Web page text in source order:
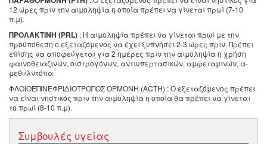
12 ώρες πριν την αιμοληψία η οποία πρέπει να γίνεται πρωί (7-10
π.μ).
ΠΡΟΛΑΚΤΙΝΗ (PRL) : Η αιμοληψία πρέπει να γίνεται πρωί με την
προϋπόθεση ο εξεταζόμενος να έχει ξυπνήσει 2-3 ώρες πριν. Πρέπει
επίσης να αποφεύγεται για 2 ημέρες πριν την αιμοληψία η χρήση
φαινοθειαζινών, οιστρογόνων, αντιυπερτασικών, αμφεταμινών, α-
μεθυλντόπα.
ΦΛΟΙΟΕΠΙΝΕΦΡΙΔΙΟΤΡΟΠΟΣ ΟΡΜΟΝΗ (ACTH) : Ο εξεταζόμενος πρέπει
να είναι νηστικός πριν την αιμοληψία η οποία θα πρέπει να γίνεται
το πρωί (8-10 π.μ).
Συμβουλές υγείας